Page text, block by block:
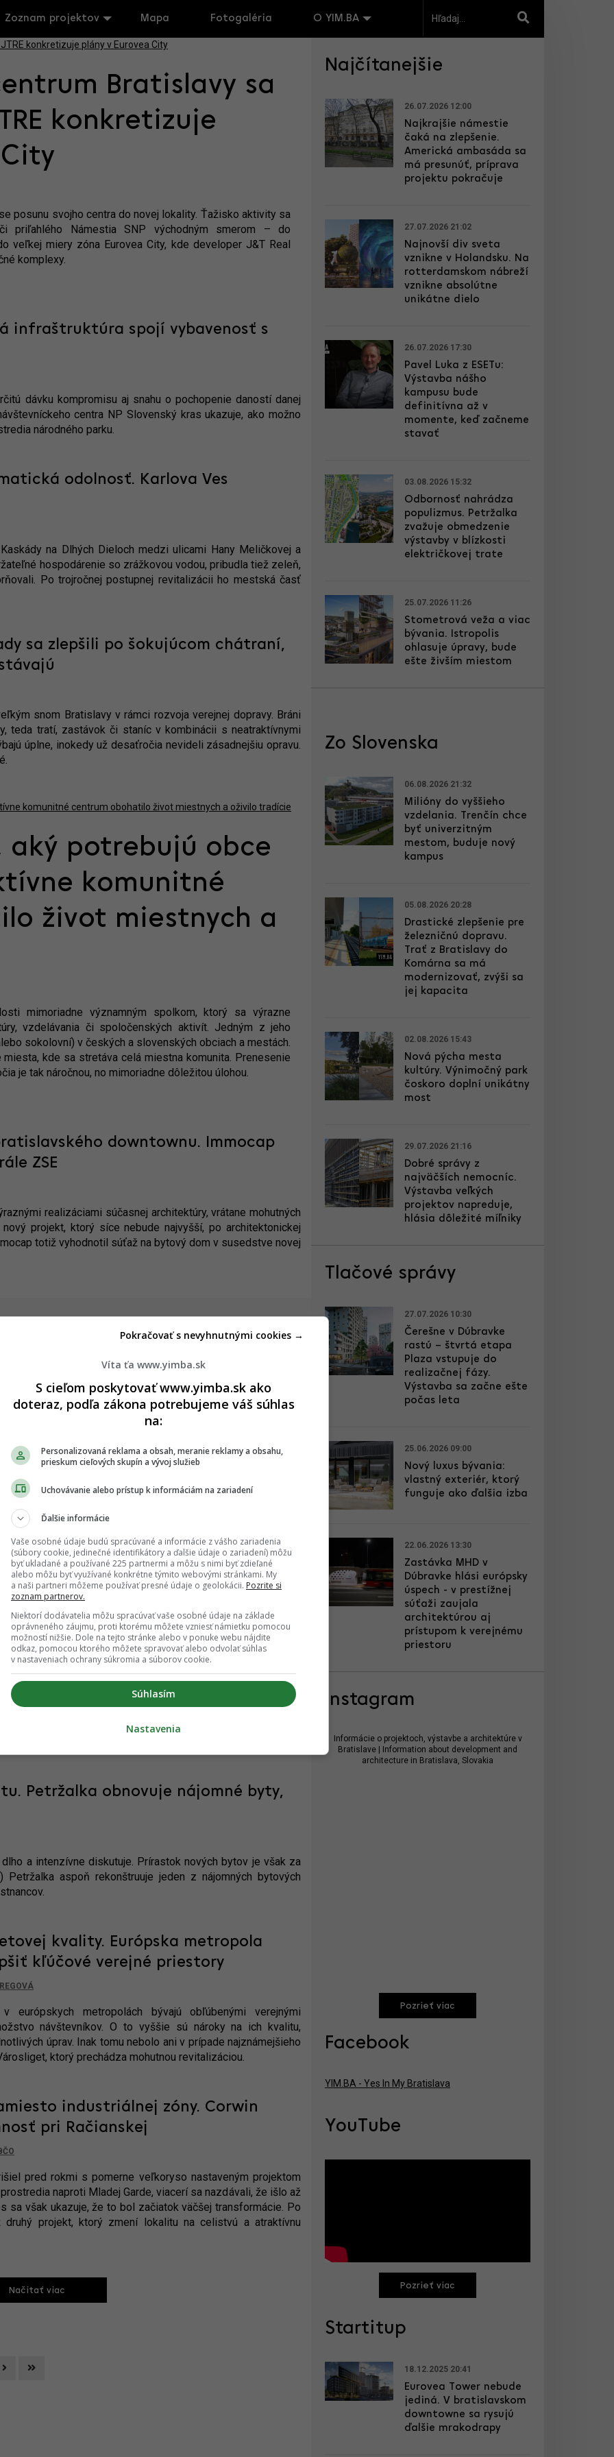
Zoznam projektov Mapa Fotogaléria O YIM.BA
Bratislavy sa
konkretizuje
posunu svojho centra do novej lokality. Ťažisko aktivity sa
priľahlého Námestia SNP východným smerom – do
veľkej miery zóna Eurovea City, kde developer J&T Real
komplexy.
infraštruktúra spojí vybavenosť s
dávku kompromisu aj snahu o pochopenie daností danej
centra NP Slovenský kras ukazuje, ako možno
národného parku.
odolnosť. Karlova Ves
na Dlhých Dieloch medzi ulicami Hany Meličkovej a
hospodárenie so zrážkovou vodou, pribudla tiež zeleň,
Po trojročnej postupnej revitalizácii ho mestská časť
sa zlepšili po šokujúcom chátraní,
snom Bratislavy v rámci rozvoja verejnej dopravy. Bráni
teda tratí, zastávok či staníc v kombinácii s neatraktívnymi
úplne, inokedy už desaťročia nevideli zásadnejšiu opravu.
aký potrebujú obce
komunitné
život miestnych a
mimoriadne významným spolkom, ktorý sa výrazne
vzdelávania či spoločenských aktivít. Jedným z jeho
sokolovní) v českých a slovenských obciach a mestách.
kde sa stretáva celá miestna komunita. Prenesenie
je tak náročnou, no mimoriadne dôležitou úlohou.
downtownu. Immocap
ZSE
realizáciami súčasnej architektúry, vrátane mohutných
projekt, ktorý síce nebude najvyšší, po architektonickej
totiž vyhodnotil súťaž na bytový dom v susedstve novej
2
Drastické zlepšenie pre
železničnú dopravu. Trať z
Bratislavy do Komárna sa má
modernizovať, zvýši sa jej
kapacita
05.08.2026 20:28
4
nemocníc. Výstavba veľkých
29.07.2026 21:16
sa predstavuje. Mesto otvára
Mestskej urbanistickej štúdie (MUŠ) Mlynské Nivy, teda
transformačnej štvrte. Podľa predstáv inštitútu
žiť možno až 30-tisíc obyvateľov. Definitívnu tvár štúdie
Petržalka obnovuje nájomné byty,
a intenzívne diskutuje. Prírastok nových bytov je však za
aspoň rekonštruuje jeden z nájomných bytových
kvality. Európska metropola
kľúčové verejné priestory
európskych metropolách bývajú obľúbenými verejnými
návštevníkov. O to vyššie sú nároky na ich kvalitu,
úprav. Inak tomu nebolo ani v prípade najznámejšieho
ktorý prechádza mohutnou revitalizáciou.
industriálnej zóny. Corwin
pri Račianskej
pred rokmi s pomerne veľkoryso nastaveným projektom
naproti Mladej Garde, viacerí sa nazdávali, že išlo až
sa však ukazuje, že to bol začiatok väčšej transformácie. Po
druhý projekt, ktorý zmení lokalitu na celistvú a atraktívnu
Načitať viac
Last
Najčítanejšie
26.07.2026 12:00
Najkrajšie námestie
čaká na zlepšenie.
Americká ambasáda sa
má presunúť, príprava
projektu pokračuje
27.07.2026 21:02
Najnovší div sveta
vznikne v Holandsku. Na
rotterdamskom nábreží
vznikne absolútne
unikátne dielo
26.07.2026 17:30
Pavel Luka z ESETu:
Výstavba nášho
kampusu bude
definitívna až v
momente, keď začneme
stavať
03.08.2026 15:32
Odbornosť nahrádza
populizmus. Petržalka
zvažuje obmedzenie
výstavby v blízkosti
električkovej trate
25.07.2026 11:26
Stometrová veža a viac
bývania. Istropolis
ohlasuje úpravy, bude
ešte živším miestom
Zo Slovenska
06.08.2026 21:32
Milióny do vyššieho
vzdelania. Trenčín chce
byť univerzitným
mestom, buduje nový
kampus
05.08.2026 20:28
Drastické zlepšenie pre
železničnú dopravu.
Trať z Bratislavy do
Komárna sa má
modernizovať, zvýši sa
jej kapacita
02.08.2026 15:43
Nová pýcha mesta
kultúry. Výnimočný park
čoskoro doplní unikátny
most
29.07.2026 21:16
Dobré správy z
najväčších nemocníc.
Výstavba veľkých
projektov napreduje,
hlásia dôležité míľniky
Tlačové správy
27.07.2026 10:30
Čerešne v Dúbravke
rastú – štvrtá etapa
Plaza vstupuje do
realizačnej fázy.
Výstavba sa začne ešte
počas leta
25.06.2026 09:00
Nový luxus bývania:
vlastný exteriér, ktorý
funguje ako ďalšia izba
22.06.2026 13:30
Zastávka MHD v
Dúbravke hlási európsky
úspech - v prestížnej
súťaži zaujala
architektúrou aj
prístupom k verejnému
priestoru
Instagram
Informácie o projektoch, výstavbe a architektúre v
Bratislave | Information about development and
architecture in Bratislava, Slovakia
Pozrieť viac
Facebook
YIM.BA - Yes In My Bratislava
YouTube
Pozrieť viac
Startitup
18.12.2025 20:41
Eurovea Tower nebude
jediná. V bratislavskom
downtowne sa rysujú
ďalšie mrakodrapy
Víta ťa www.yimba.sk
S cieľom poskytovať www.yimba.sk ako
doteraz, podľa zákona potrebujeme váš súhlas
na:
Personalizovaná reklama a obsah, meranie reklamy a obsahu,
prieskum cieľových skupín a vývoj služieb
Uchovávanie alebo prístup k informáciám na zariadení
Ďalšie informácie
Vaše osobné údaje budú spracúvané a informácie z vášho zariadenia
(súbory cookie, jedinečné identifikátory a ďalšie údaje o zariadení) môžu
byť ukladané a používané 225 partnermi a môžu s nimi byť zdieľané
alebo môžu byť využívané konkrétne týmito webovými stránkami. My
a naši partneri môžeme používať presné údaje o geolokácii. Pozrite si
zoznam partnerov.
Niektorí dodávatelia môžu spracúvať vaše osobné údaje na základe
oprávneného záujmu, proti ktorému môžete vzniesť námietku pomocou
možností nižšie. Dole na tejto stránke alebo v ponuke webu nájdite
odkaz, pomocou ktorého môžete spravovať alebo odvolať súhlas
v nastaveniach ochrany súkromia a súborov cookie.
Súhlasím
Pokračovať s nevyhnutnými cookies →
Nastavenia